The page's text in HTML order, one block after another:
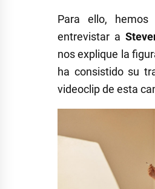
Para ello,
entrevistar a
nos explique la
ha consistido su
videoclip de esta